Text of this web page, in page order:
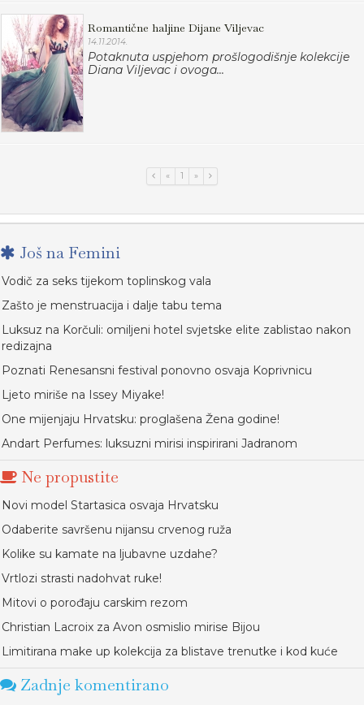
Romantične haljine Dijane Viljevac
14.11.2014.
Potaknuta uspjehom prošlogodišnje kolekcije
Diana Viljevac i ovoga...
« 1 »
Još na Femini
Vodič za seks tijekom toplinskog vala
Zašto je menstruacija i dalje tabu tema
Luksuz na Korčuli: omiljeni hotel svjetske elite zablistao nakon
redizajna
Poznati Renesansni festival ponovno osvaja Koprivnicu
Ljeto miriše na Issey Miyake!
One mijenjaju Hrvatsku: proglašena Žena godine!
Andart Perfumes: luksuzni mirisi inspirirani Jadranom
Ne propustite
Novi model Startasica osvaja Hrvatsku
Odaberite savršenu nijansu crvenog ruža
Kolike su kamate na ljubavne uzdahe?
Vrtlozi strasti nadohvat ruke!
Mitovi o porođaju carskim rezom
Christian Lacroix za Avon osmislio mirise Bijou
Limitirana make up kolekcija za blistave trenutke i kod kuće
Zadnje komentirano